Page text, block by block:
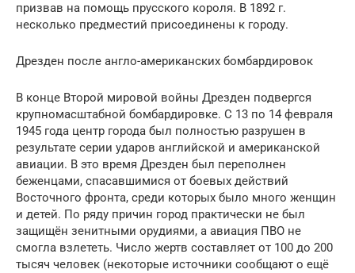
призвав на помощь прусского короля. В 1892 г.
несколько предместий присоединены к городу.
Дрезден после англо-американских бомбардировок
В конце Второй мировой войны Дрезден подвергся
крупномасштабной бомбардировке. С 13 по 14 февраля
1945 года центр города был полностью разрушен в
результате серии ударов английской и американской
авиации. В это время Дрезден был переполнен
беженцами, спасавшимися от боевых действий
Восточного фронта, среди которых было много женщин
и детей. По ряду причин город практически не был
защищён зенитными орудиями, а авиация ПВО не
смогла взлететь. Число жертв составляет от 100 до 200
тысяч человек (некоторые источники сообщают о ещё